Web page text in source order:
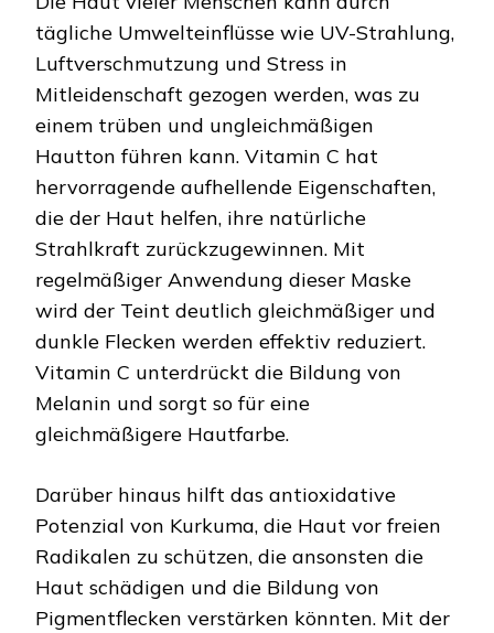
tägliche Umwelteinflüsse wie UV-Strahlung,
Luftverschmutzung und Stress in
Mitleidenschaft gezogen werden, was zu
einem trüben und ungleichmäßigen
Hautton führen kann. Vitamin C hat
hervorragende aufhellende Eigenschaften,
die der Haut helfen, ihre natürliche
Strahlkraft zurückzugewinnen. Mit
regelmäßiger Anwendung dieser Maske
wird der Teint deutlich gleichmäßiger und
dunkle Flecken werden effektiv reduziert.
Vitamin C unterdrückt die Bildung von
Melanin und sorgt so für eine
gleichmäßigere Hautfarbe.
Darüber hinaus hilft das antioxidative
Potenzial von Kurkuma, die Haut vor freien
Radikalen zu schützen, die ansonsten die
Haut schädigen und die Bildung von
Pigmentflecken verstärken könnten. Mit der